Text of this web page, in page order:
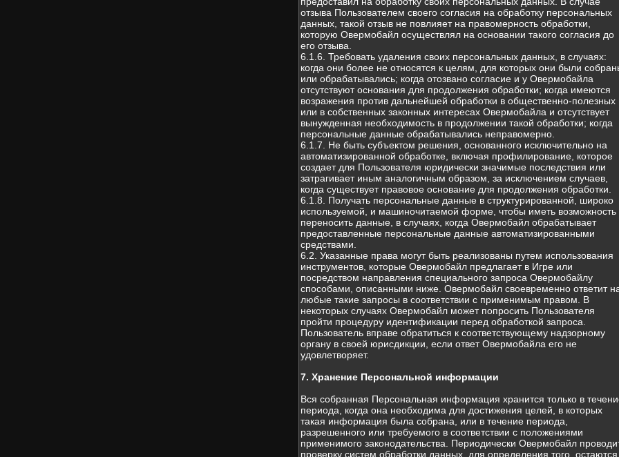
отзыва Пользователем своего согласия на обработку персональных
данных, такой отзыв не повлияет на правомерность обработки,
которую Овермобайл осуществлял на основании такого согласия до
его отзыва.
6.1.6. Требовать удаления своих персональных данных, в случаях:
когда они более не относятся к целям, для которых они были
или обрабатывались; когда отозвано согласие и у Овермобайла
отсутствуют основания для продолжения обработки; когда имеются
возражения против дальнейшей обработки в общественно-полезных
или в собственных законных интересах Овермобайла и отсутствует
вынужденная необходимость в продолжении такой обработки; когда
персональные данные обрабатывались неправомерно.
6.1.7. Не быть субъектом решения, основанного исключительно на
автоматизированной обработке, включая профилирование, которое
создает для Пользователя юридически значимые последствия или
затрагивает иным аналогичным образом, за исключением случаев,
когда существует правовое основание для продолжения обработки.
6.1.8. Получать персональные данные в структурированной, широко
используемой, и машиночитаемой форме, чтобы иметь возможность
переносить данные, в случаях, когда Овермобайл обрабатывает
предоставленные персональные данные автоматизированными
средствами.
6.2. Указанные права могут быть реализованы путем использования
инструментов, которые Овермобайл предлагает в Игре или
посредством направления специального запроса Овермобайлу
способами, описанными ниже. Овермобайл своевременно ответит
любые такие запросы в соответствии с применимым правом. В
некоторых случаях Овермобайл может попросить Пользователя
пройти процедуру идентификации перед обработкой запроса.
Пользователь вправе обратиться к соответствующему надзорному
органу в своей юрисдикции, если ответ Овермобайла его не
удовлетворяет.
7. Хранение Персональной информации
Вся собранная Персональная информация хранится только в
периода, когда она необходима для достижения целей, в которых
такая информация была собрана, или в течение периода,
разрешенного или требуемого в соответствии с положениями
применимого законодательства. Периодически Овермобайл
проверку систем обработки данных, для определения того, остаются